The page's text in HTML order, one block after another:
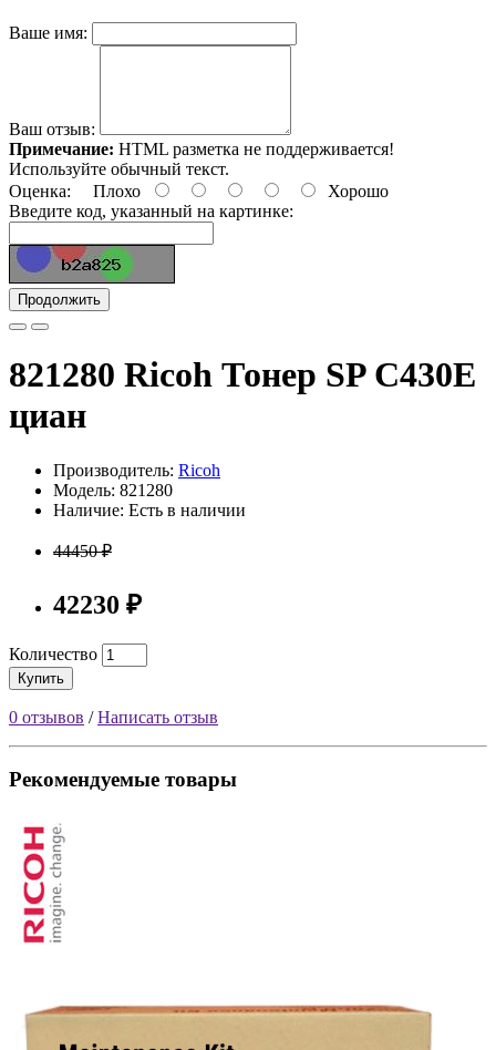
Ваше имя:
Ваш отзыв:
Примечание: HTML разметка не поддерживается!
Используйте обычный текст.
Оценка: Плохо
Хорошо
Введите код, указанный на картинке:
Продолжить
821280 Ricoh Тонер SP C430E
циан
Производитель: Ricoh
Модель: 821280
Наличие: Есть в наличии
44450 ₽
42230 ₽
Количество
Купить
0 отзывов /Написать отзыв
Рекомендуемые товары